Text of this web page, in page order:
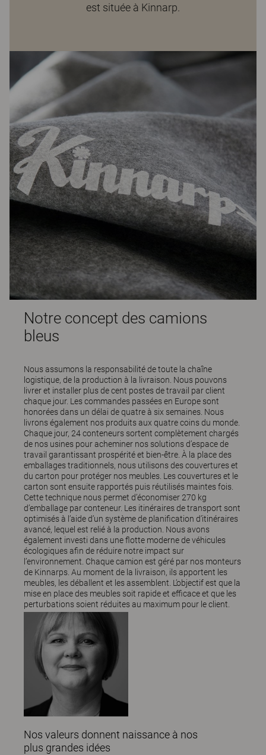
est située à Kinnarp.
Notre concept des camions
bleus
Nous assumons la responsabilité de toute la chaîne
logistique, de la production à la livraison. Nous pouvons
livrer et installer plus de cent postes de travail par client
chaque jour. Les commandes passées en Europe sont
honorées dans un délai de quatre à six semaines. Nous
livrons également nos produits aux quatre coins du monde.
Chaque jour, 24 conteneurs sortent complètement chargés
de nos usines pour acheminer nos solutions d’espace de
travail garantissant prospérité et bien-être. À la place des
emballages traditionnels, nous utilisons des couvertures et
du carton pour protéger nos meubles. Les couvertures et le
carton sont ensuite rapportés puis réutilisés maintes fois.
Cette technique nous permet d’économiser 270 kg
d’emballage par conteneur. Les itinéraires de transport sont
optimisés à l’aide d’un système de planification d’itinéraires
avancé, lequel est relié à la production. Nous avons
également investi dans une flotte moderne de véhicules
écologiques afin de réduire notre impact sur
l’environnement. Chaque camion est géré par nos monteurs
de Kinnarps. Au moment de la livraison, ils apportent les
meubles, les déballent et les assemblent. L’objectif est que la
mise en place des meubles soit rapide et efficace et que les
perturbations soient réduites au maximum pour le client.
Nos valeurs donnent naissance à nos
plus grandes idées